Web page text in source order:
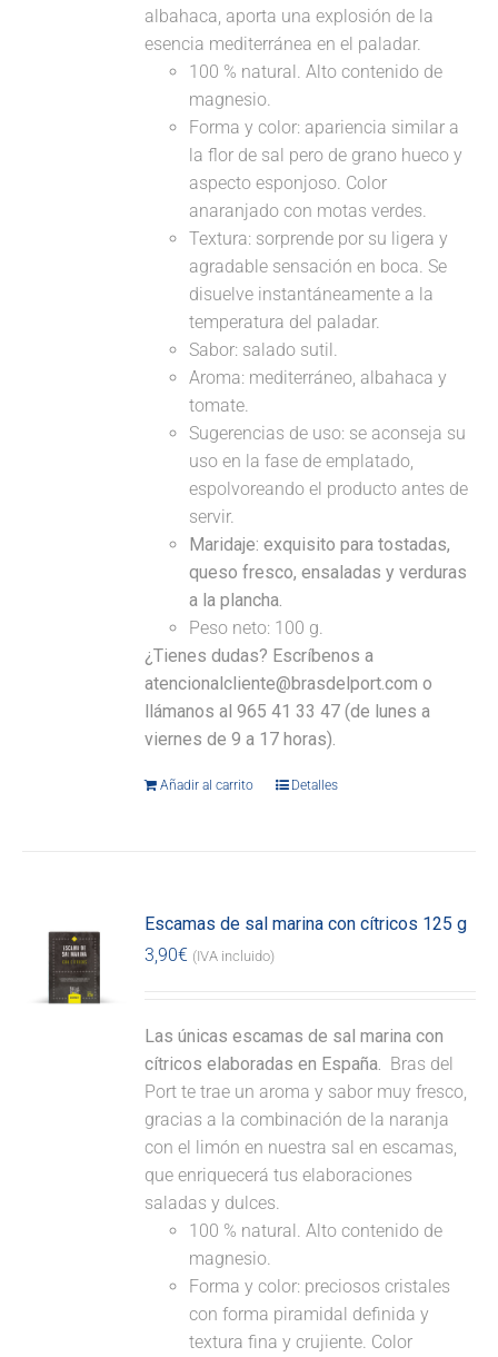
albahaca, aporta una explosión de la
esencia mediterránea en el paladar.
100 % natural. Alto contenido de
magnesio.
Forma y color: apariencia similar a
la flor de sal pero de grano hueco y
aspecto esponjoso. Color
anaranjado con motas verdes.
Textura: sorprende por su ligera y
agradable sensación en boca. Se
disuelve instantáneamente a la
temperatura del paladar.
Sabor: salado sutil.
Aroma: mediterráneo, albahaca y
tomate.
Sugerencias de uso: se aconseja su
uso en la fase de emplatado,
espolvoreando el producto antes de
servir.
Maridaje: exquisito para tostadas,
queso fresco, ensaladas y verduras
a la plancha.
Peso neto: 100 g.
¿Tienes dudas? Escríbenos a
atencionalcliente@brasdelport.com o
llámanos al 965 41 33 47 (de lunes a
viernes de 9 a 17 horas).
Añadir al carrito Detalles
Escamas de sal marina con cítricos 125 g
3,90€ (IVA incluido)
Las únicas escamas de sal marina con
cítricos elaboradas en España. Bras del
Port te trae un aroma y sabor muy fresco,
gracias a la combinación de la naranja
con el limón en nuestra sal en escamas,
que enriquecerá tus elaboraciones
saladas y dulces.
100 % natural. Alto contenido de
magnesio.
Forma y color: preciosos cristales
con forma piramidal definida y
textura fina y crujiente. Color